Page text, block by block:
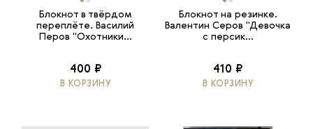
Блокнот в твёрдом
переплёте. Василий
Перов "Охотники...
400 ₽
В КОРЗИНУ
Блокнот на резинке.
Валентин Серов "Девочка
с персик...
410 ₽
В КОРЗИНУ